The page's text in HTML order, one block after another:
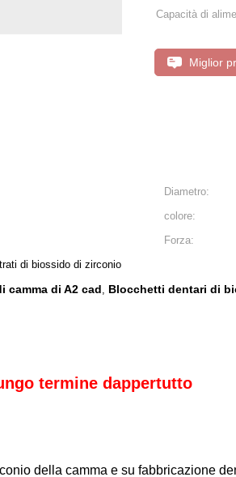
Capacità di
Miglior
Diametro:
colore:
Forza:
di biossido di zirconio
di A2 cad, Blocchetti dentari di
termine dappertutto
della camma e su fabbricazione